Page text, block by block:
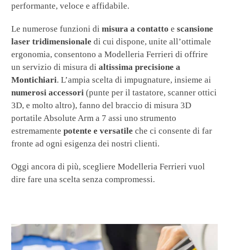
performante, veloce e affidabile.
Le numerose funzioni dimisura a contatto escansione
laser tridimensionale di cui dispone, unite all’ottimale
ergonomia, consentono a Modelleria Ferrieri di offrire
un servizio di misura dialtissima precisione a
Montichiari. L’ampia scelta di impugnature, insieme ai
numerosi accessori (punte per il tastatore, scanner ottici
3D, e molto altro), fanno del braccio di misura 3D
portatile Absolute Arm a 7 assi uno strumento
estremamentepotente e versatileche ci consente di far
fronte ad ogni esigenza dei nostri clienti.
Oggi ancora di più, scegliere Modelleria Ferrieri vuol
dire fare una scelta senza compromessi.